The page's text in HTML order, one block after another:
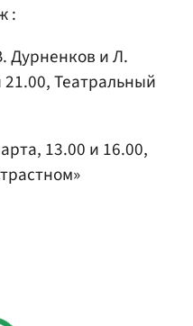
:
Дурненков и Л.
21.00, Театральный
13.00 и 16.00,